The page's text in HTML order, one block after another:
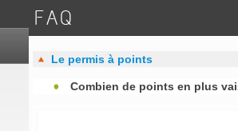
FAQ
Le permis à points
Combien de points en plus